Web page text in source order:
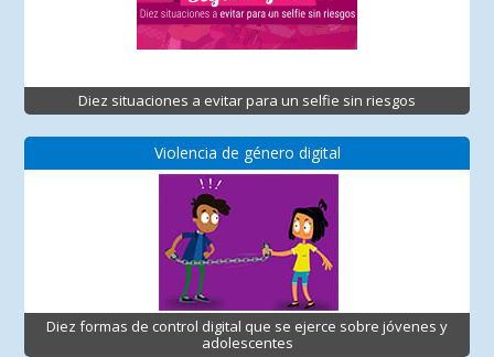
Diez situaciones a evitar para un selfie sin riesgos
Violencia de género digital
Diez formas de control digital que se ejerce sobre jóvenes y
adolescentes